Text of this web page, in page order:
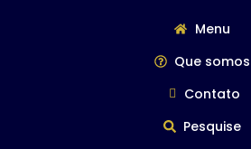
Menu
Que somos
Contato
Pesquise